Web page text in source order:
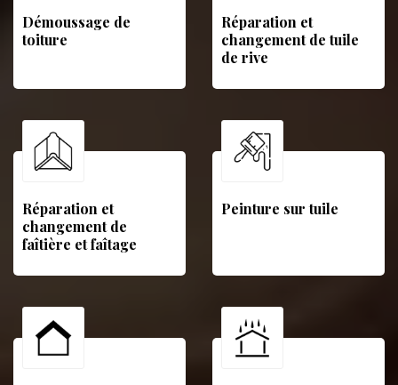
Démoussage de
toiture
Réparation et
changement de tuile
de rive
Réparation et
changement de
faîtière et faîtage
Peinture sur tuile